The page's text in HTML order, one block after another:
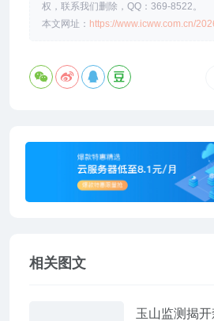
权，联系我们删除，QQ：369-8522。
本文网址： https://www.icww.com.cn/
相关图文
玉山监测揭开